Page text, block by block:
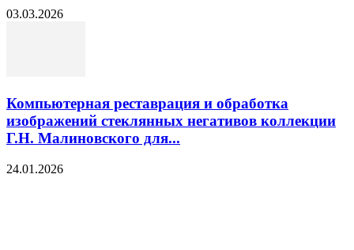
03.03.2026
Компьютерная реставрация и обработка
изображений стеклянных негативов коллекции
Г.Н. Малиновского для...
24.01.2026